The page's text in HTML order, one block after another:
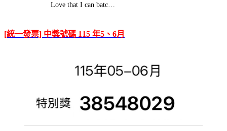
Love that I can batc…
[統一發票] 中獎號碼 115 年5、6月